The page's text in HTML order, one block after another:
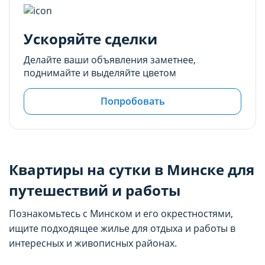
Ускоряйте сделки
Делайте ваши объявления заметнее,
поднимайте и выделяйте цветом
Попробовать
Квартиры на сутки в Минске для
путешествий и работы
Познакомьтесь с Минском и его окрестностями,
ищите подходящее жилье для отдыха и работы в
интересных и живописных районах.